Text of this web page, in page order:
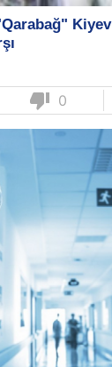
Kiyev
thumb_down 0